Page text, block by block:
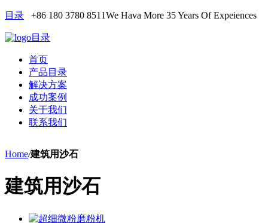
目录 +86 180 3780 8511We Hava More 35 Years Of Expeiences
目录
首页
产品目录
解决方案
成功案例
关于我们
联系我们
Home/建筑用沙石
建筑用沙石